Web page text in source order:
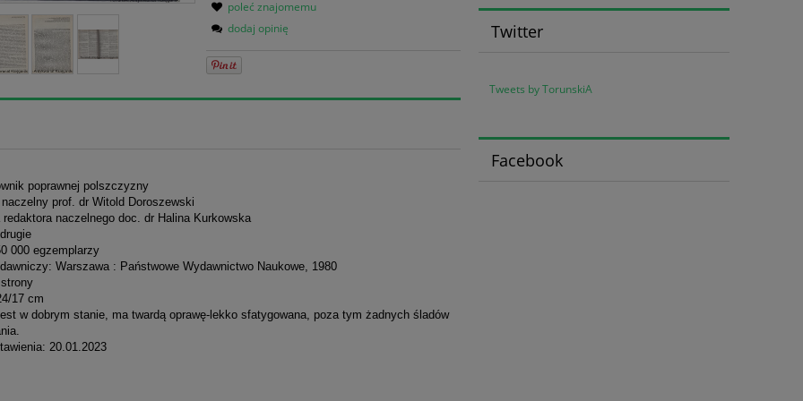
poleć znajomemu
dodaj opinię
poprawnej polszczyzny
prof. dr Witold Doroszewski
naczelnego doc. dr Halina Kurkowska
000 egzemplarzy
Warszawa : Państwowe Wydawnictwo Naukowe, 1980
17 cm
w dobrym stanie, ma twardą oprawę-lekko sfatygowana, poza tym żadnych śladów
20.01.2023
Twitter
Tweets by TorunskiA
Facebook